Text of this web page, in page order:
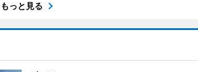
もっと見る